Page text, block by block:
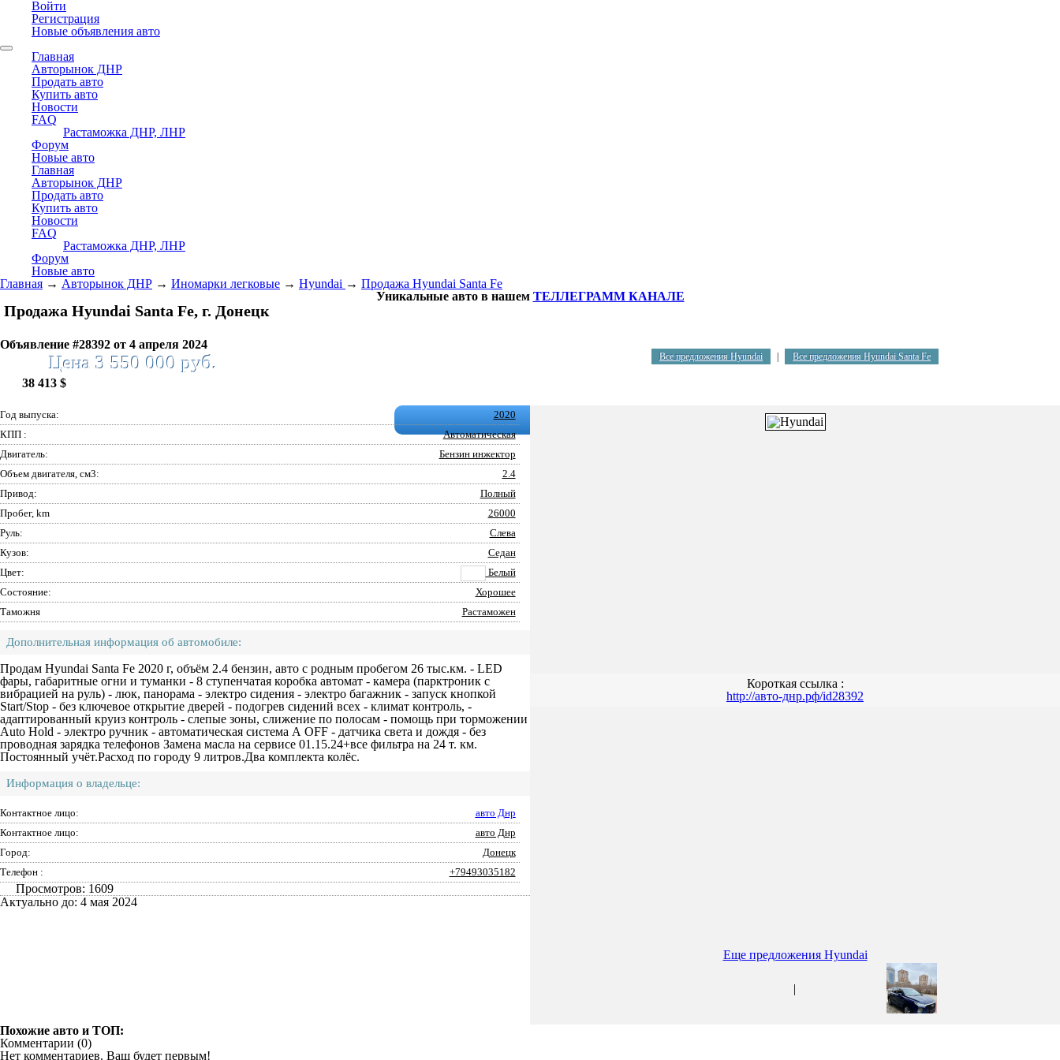
Войти
Регистрация
Новые объявления авто
Главная
Авторынок ДНР
Продать авто
Купить авто
Новости
FAQ
Растаможка ДНР, ЛНР
Форум
Новые авто
Главная
Авторынок ДНР
Продать авто
Купить авто
Новости
FAQ
Растаможка ДНР, ЛНР
Форум
Новые авто
Главная → Авторынок ДНР → Иномарки легковые → Hyundai → Продажа Hyundai Santa Fe
Уникальные авто в нашем ТЕЛЛЕГРАММ КАНАЛЕ
Продажа Hyundai Santa Fe, г. Донецк
Объявление #28392 от 4 апреля 2024
Цена 3 550 000 руб.
38 413 $
Все предложения Hyundai Все предложения Hyundai Santa Fe
Год выпуска:
2020
КПП :
Автоматическая
Двигатель:
Бензин инжектор
Объем двигателя, см3:
2.4
Привод:
Полный
Пробег, km
26000
Руль:
Слева
Кузов:
Седан
Цвет:
Белый
Состояние:
Хорошее
Таможня
Растаможен
Дополнительная информация об автомобиле:
Продам Hyundai Santa Fe 2020 г, объём 2.4 бензин, авто с родным пробегом 26 тыс.км. - LED
фары, габаритные огни и туманки - 8 ступенчатая коробка автомат - камера (парктроник с
вибрацией на руль) - люк, панорама - электро сидения - электро багажник - запуск кнопкой
Start/Stop - без ключевое открытие дверей - подогрев сидений всех - климат контроль, -
адаптированный круиз контроль - слепые зоны, слижение по полосам - помощь при торможении
Auto Hold - электро ручник - автоматическая система А OFF - датчика света и дождя - без
проводная зарядка телефонов Замена масла на сервисе 01.15.24+все фильтра на 24 т. км.
Постоянный учёт.Расход по городу 9 литров.Два комплекта колёс.
Информация о владельце:
Контактное лицо:
авто Днр
Контактное лицо:
авто Днр
Город:
Донецк
Телефон :
+79493035182
Просмотров: 1609
Актуально до: 4 мая 2024
Короткая ссылка :
http://авто-днр.рф/id28392
Еще предложения Hyundai
|
Похожие авто и ТОП:
Комментарии (0)
Нет комментариев. Ваш будет первым!